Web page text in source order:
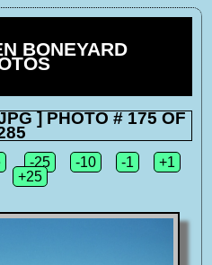
BONEYARD
] PHOTO # 175 OF
-25 -10 -1
+1
+25